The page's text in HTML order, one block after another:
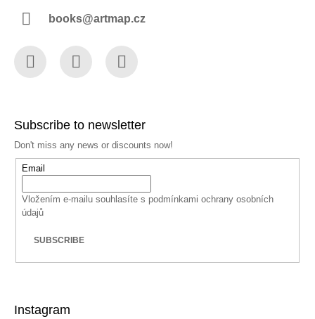
books@artmap.cz
Subscribe to newsletter
Don't miss any news or discounts now!
Email
Vložením e-mailu souhlasíte s podmínkami ochrany osobních
údajů
SUBSCRIBE
Instagram